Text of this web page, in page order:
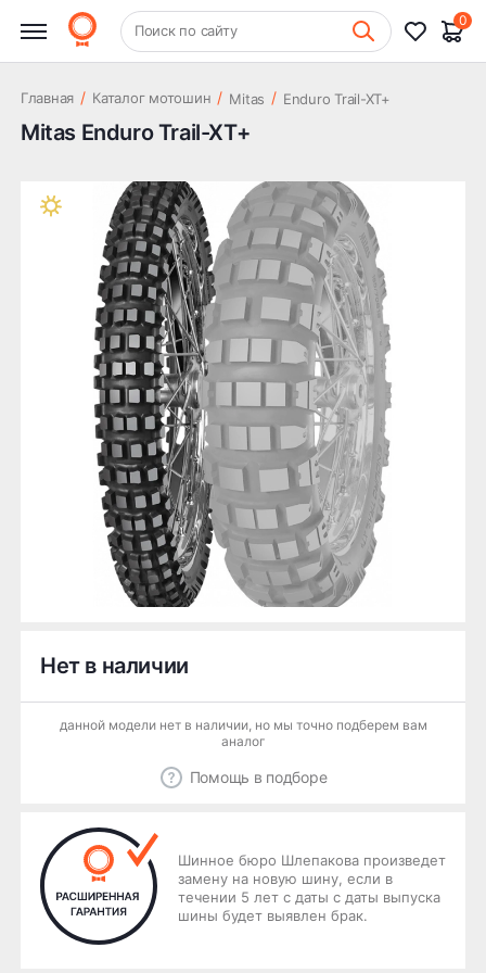
+7 (831) 261-35-35 Шиномонтаж
Поиск по сайту
0
Главная / Каталог мотошин / Mitas / Enduro Trail-XT+
Mitas Enduro Trail-XT+
Нет в наличии
данной модели нет в наличии, но мы точно подберем вам
аналог
Помощь в подборе
Шинное бюро Шлепакова произведет
замену на новую шину, если в
течении 5 лет с даты с даты выпуска
шины будет выявлен брак.